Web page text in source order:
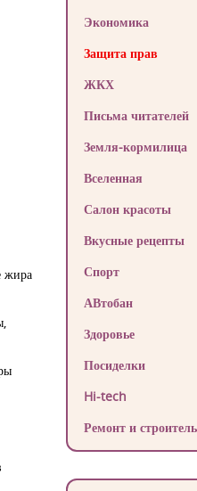
жира
Экономика
Защита прав
ЖКХ
Письма читателей
Земля-кормилица
Вселенная
Салон красоты
Вкусные рецепты
Спорт
АВтобан
Здоровье
Посиделки
Hi-tech
Ремонт и